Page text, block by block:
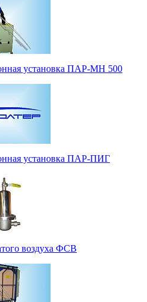
установка ПАР-МН 500
установка ПАР-ПИГ
воздуха ФСВ